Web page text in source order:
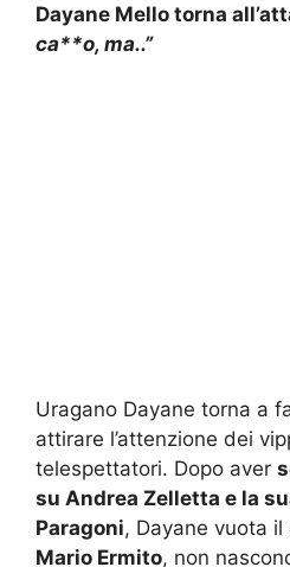
Dayane Mello torna
ca**o, ma..”
Uragano Dayane torna a
attirare l’attenzione dei
telespettatori. Dopo aver
su Andrea Zelletta e la
Paragoni, Dayane vuota
Mario Ermito, non